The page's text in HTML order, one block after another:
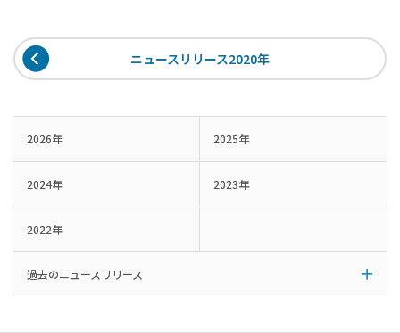
ニュースリリース2020年
2026年 2025年
2024年 2023年
2022年
過去のニュースリリース